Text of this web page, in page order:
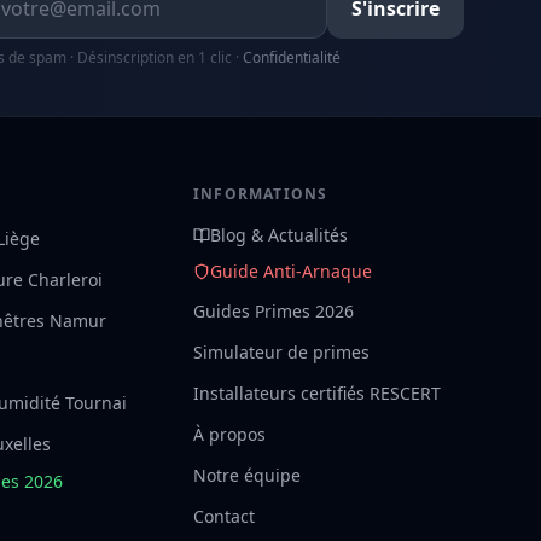
S'inscrire
de spam · Désinscription en 1 clic · Confidentialité
Charleroi
Namur
Tournai
2026
INFORMATIONS
Blog & Actualités
Guide Anti-Arnaque
Guides Primes 2026
Simulateur de primes
Installateurs certifiés RESCERT
À propos
Notre équipe
Contact